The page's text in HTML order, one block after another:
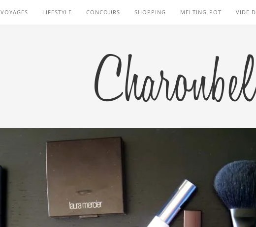
VOYAGES LIFESTYLE CONCOURS SHOPPING MELTING-POT VIDE